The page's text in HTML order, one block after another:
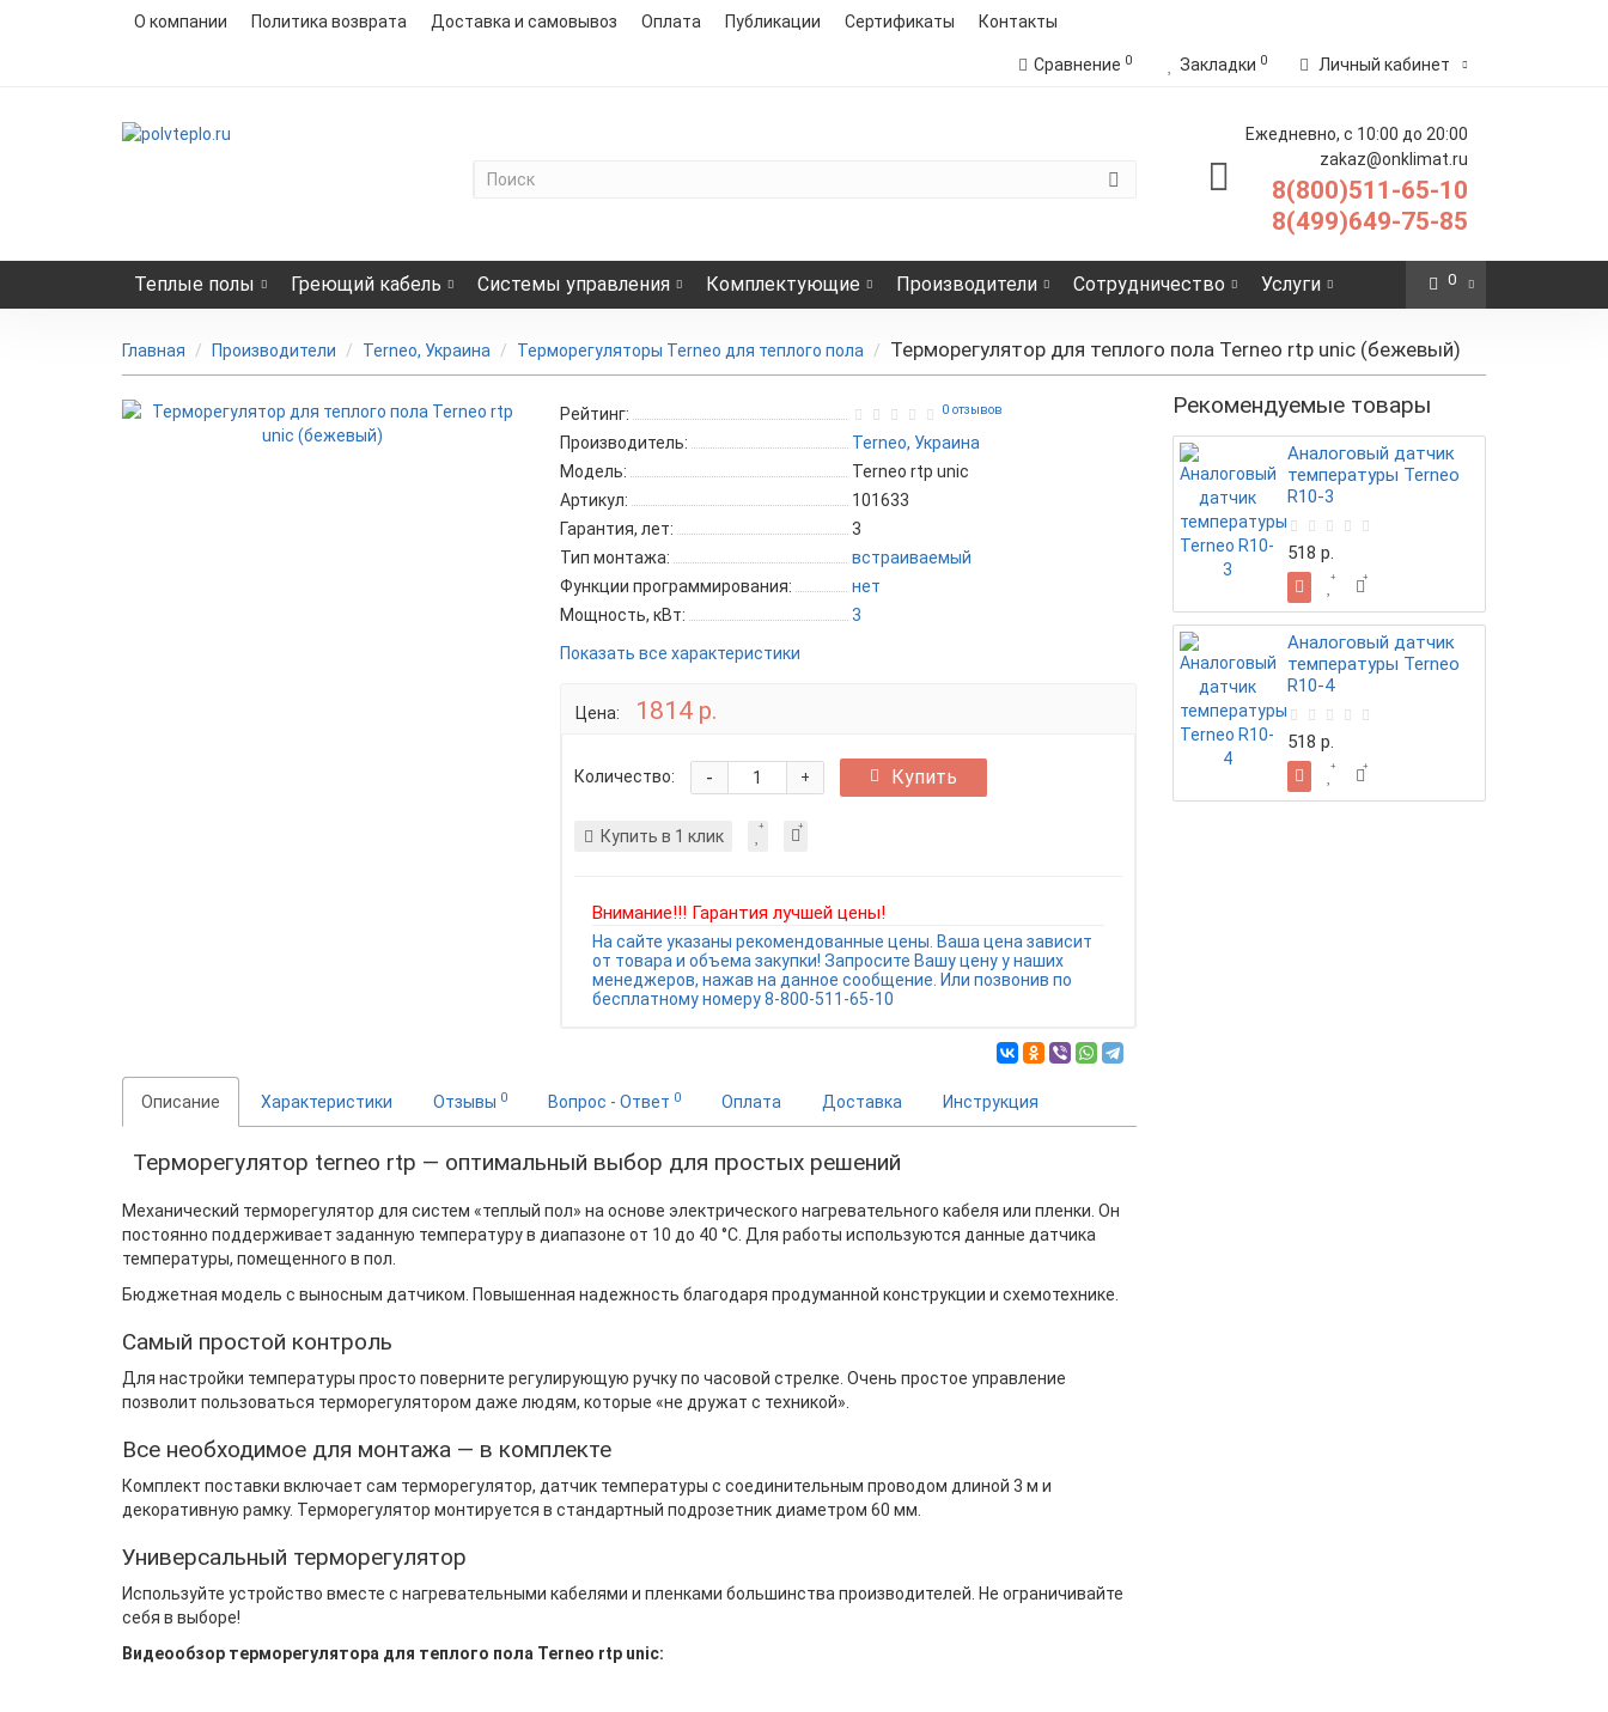
О компании Политика возврата Доставка и самовывоз Оплата Публикации Сертификаты Контакты
Сравнение 0 Закладки 0 Личный кабинет
Ежедневно, с 10:00 до 20:00
zakaz@onklimat.ru
8(800)511-65-10
8(499)649-75-85
Теплые полы Греющий кабель Системы управления Комплектующие Производители Сотрудничество Услуги 0
Главная Производители Terneo, Украина Терморегуляторы Terneo для теплого пола Терморегулятор для теплого пола Terneo rtp unic (бежевый)
Рейтинг: 0 отзывов
Производитель:
Terneo, Украина
Модель:
Terneo rtp unic
Артикул:
101633
Гарантия, лет:
3
Тип монтажа:
встраиваемый
Функции программирования:
нет
Мощность, кВт:
3
Показать все характеристики
Цена: 1814 р.
Количество: +
- Купить
Купить в 1 клик
Внимание!!! Гарантия лучшей цены!
На сайте указаны рекомендованные цены. Ваша цена зависит
от товара и объема закупки! Запросите Вашу цену у наших
менеджеров, нажав на данное сообщение. Или позвонив по
бесплатному номеру 8-800-511-65-10
Описание Характеристики Отзывы 0 Вопрос - Ответ 0 Оплата Доставка Инструкция
Терморегулятор terneo rtp — оптимальный выбор для простых решений
Механический терморегулятор для систем «теплый пол» на основе электрического нагревательного кабеля или пленки. Он
постоянно поддерживает заданную температуру в диапазоне от 10 до 40 °С. Для работы используются данные датчика
температуры, помещенного в пол.
Бюджетная модель с выносным датчиком. Повышенная надежность благодаря продуманной конструкции и схемотехнике.
Самый простой контроль
Для настройки температуры просто поверните регулирующую ручку по часовой стрелке. Очень простое управление
позволит пользоваться терморегулятором даже людям, которые «не дружат с техникой».
Все необходимое для монтажа — в комплекте
Комплект поставки включает сам терморегулятор, датчик температуры с соединительным проводом длиной 3 м и
декоративную рамку. Терморегулятор монтируется в стандартный подрозетник диаметром 60 мм.
Универсальный терморегулятор
Используйте устройство вместе с нагревательными кабелями и пленками большинства производителей. Не ограничивайте
себя в выборе!
Видеообзор терморегулятора для теплого пола Terneo rtp unic:
Рекомендуемые товары
Аналоговый датчик
температуры Terneo
R10-3
518 р.
Аналоговый датчик
температуры Terneo
R10-4
518 р.